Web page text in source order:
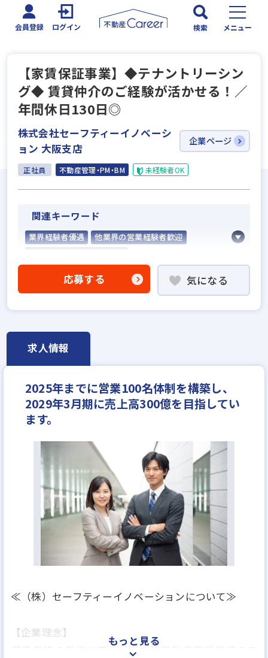
会員登録 ログイン 検索 メニュー
【家賃保証事業】◆テナントリーシン
グ◆ 賃貸仲介のご経験が活かせる！／
年間休日130日◎
株式会社セーフティーイノベーシ
ョン 大阪支店
企業ページ
正社員 不動産管理・PM・BM 未経験者OK
関連キーワード
業界経験者優遇
他業界の営業経験者歓迎
業界未経験歓迎
既卒・第2新卒歓迎
成果給が充実
女性が活躍中
完全週休2日
月給30万円
応募する 気になる
求人情報
2025年までに営業100名体制を構築し、
2029年3月期に売上高300億を目指してい
ます。
≪（株）セーフティーイノベーションについて≫
【企業理念】
家賃保証の常識を変え、事業用不動産家賃保証のス
もっと見る